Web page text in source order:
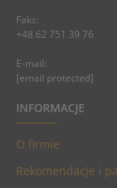
Faks:
+48 62 751 39 76
E-mail:
[email protected]
INFORMACJE
O firmie
Rekomendacje i